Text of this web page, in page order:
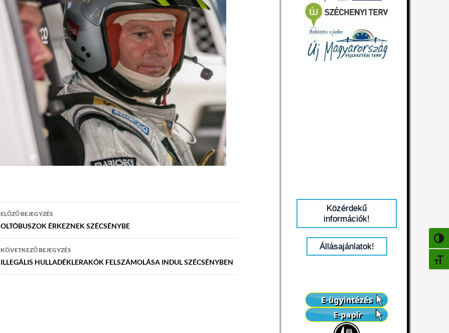
Bejegyzés
navigáció
ELŐZŐ BEJEGYZÉS
OLTÓBUSZOK ÉRKEZNEK SZÉCSÉNYBE
KÖVETKEZŐ BEJEGYZÉS
ILLEGÁLIS HULLADÉKLERAKÓK FELSZÁMOLÁSA INDUL SZÉCSÉNYBEN
Közérdekű
információk!
Állásajánlatok!